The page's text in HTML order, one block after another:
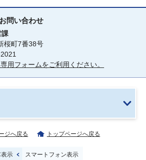
お問い合わせ
課
桜町7番38号
用フォームをご利用ください。
ジへ戻る トップページへ戻る
表示 スマートフォン表示